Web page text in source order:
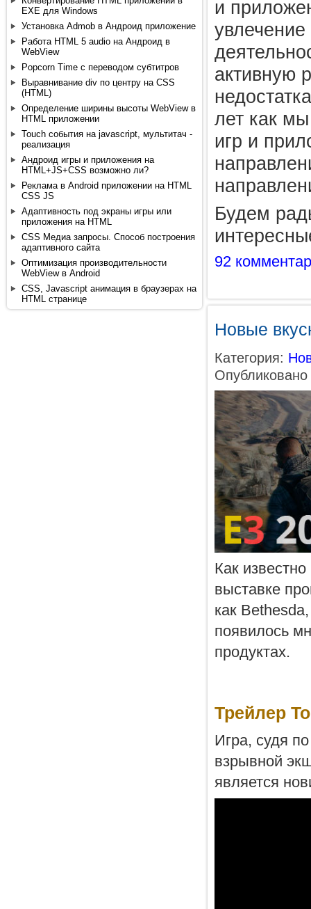
EXE для Windows
Установка Admob в Андроид приложение
Работа HTML 5 audio на Андроид в
WebView
Popcorn Time с переводом субтитров
Выравнивание div по центру на CSS
(HTML)
Определение ширины высоты WebView в
HTML приложении
Touch события на javascript, мультитач -
реализация
Андроид игры и приложения на
HTML+JS+CSS возможно ли?
Реклама в Android приложении на HTML
CSS JS
Адаптивность под экраны игры или
приложения на HTML
CSS Медиа запросы. Способ построения
адаптивного сайта
Оптимизация производительности
WebView в Android
CSS, Javascript анимация в браузерах на
HTML странице
и
активную
лет как
игр и
Будем
92
Новые
Категория:
Как
выставке
как
появилось
продуктах.
Трейлер
Игра, судя
взрывной
является